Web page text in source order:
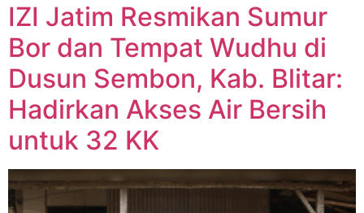
IZI Jatim Resmikan Sumur
Bor dan Tempat Wudhu di
Dusun Sembon, Kab. Blitar:
Hadirkan Akses Air Bersih
untuk 32 KK